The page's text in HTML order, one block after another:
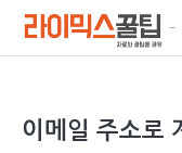
이메일 주소로